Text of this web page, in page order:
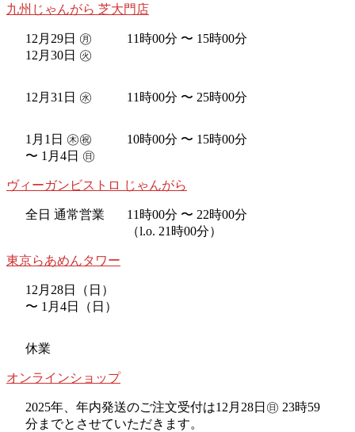
九州じゃんがら 芝大門店
12月29日 ㊊
12月30日 ㊋
11時00分 〜 15時00分
12月31日 ㊌ 11時00分 〜 25時00分
1月1日 ㊍㊗︎
〜 1月4日 ㊐
10時00分 〜 15時00分
ヴィーガンビストロ じゃんがら
全日 通常営業
11時00分 〜 22時00分
（l.o. 21時00分）
東京らあめんタワー
12月28日（日）
〜 1月4日（日）
休業
オンラインショップ
2025年、年内発送のご注文受付は12月28日㊐ 23時59
分までとさせていただきます。